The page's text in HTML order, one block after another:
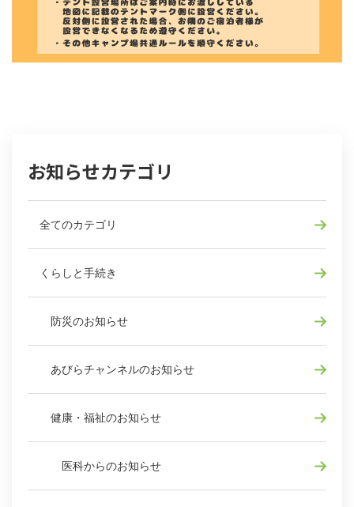
お知らせカテゴリ
全てのカテゴリ
くらしと手続き
防災のお知らせ
あびらチャンネルのお知らせ
健康・福祉のお知らせ
医科からのお知らせ